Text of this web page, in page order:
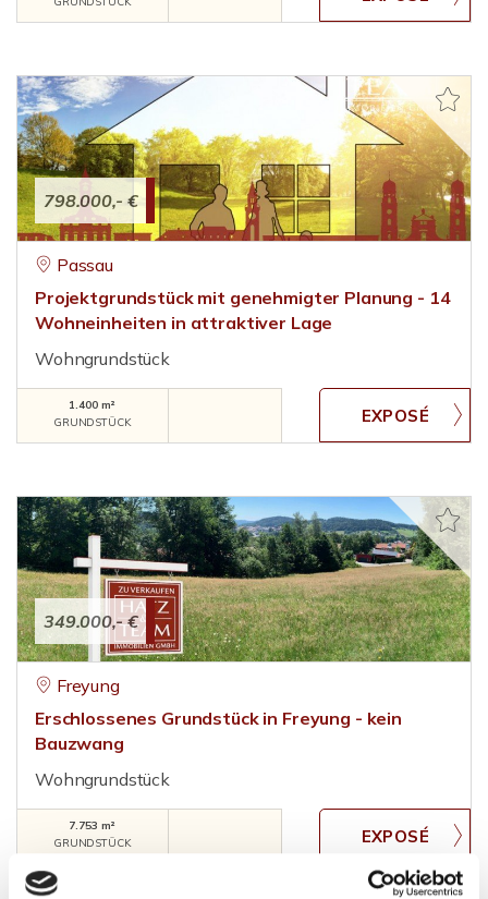
798.000,- €
Passau
Projektgrundstück mit genehmigter Planung - 14
Wohneinheiten in attraktiver Lage
Wohngrundstück
1.400 m²
GRUNDSTÜCK
349.000,- €
Freyung
Erschlossenes Grundstück in Freyung - kein
Bauzwang
Wohngrundstück
7.753 m²
GRUNDSTÜCK